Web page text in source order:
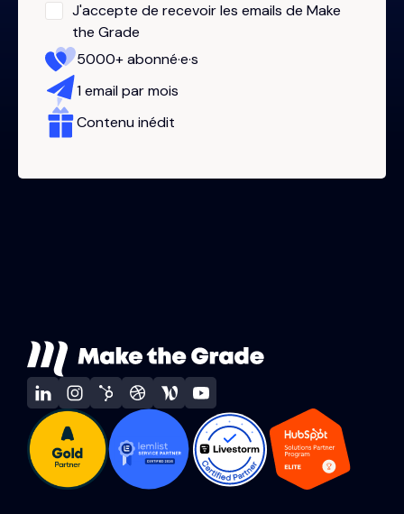
J'accepte de recevoir les emails de Make
the Grade
5000+ abonné·e·s
1 email par mois
Contenu inédit